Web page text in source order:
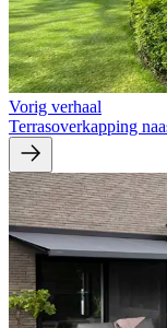
Vorig verhaal
Terrasoverkapping